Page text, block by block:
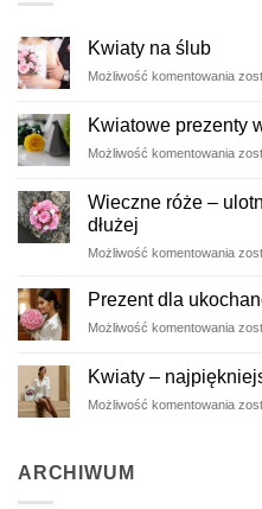
Kwiaty na ślub
Możliwość komentowania
Kwiatowe prezenty
Możliwość komentowania
Wieczne róże –
dłużej
Możliwość komentowania
na
Prezent dla
Możliwość komentowania
z
Kwiaty –
Możliwość komentowania
ARCHIWUM